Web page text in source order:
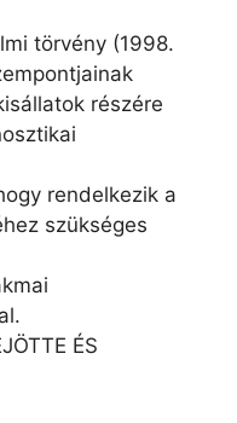
törvény (1998.
részére
rendelkezik a
szükséges
ÉS